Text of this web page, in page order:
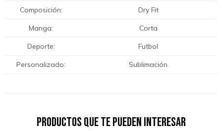
Composición Dry Fit
Manga Corta
Deporte Futbol
Personalizado Sublimación
Productos que te pueden interesar